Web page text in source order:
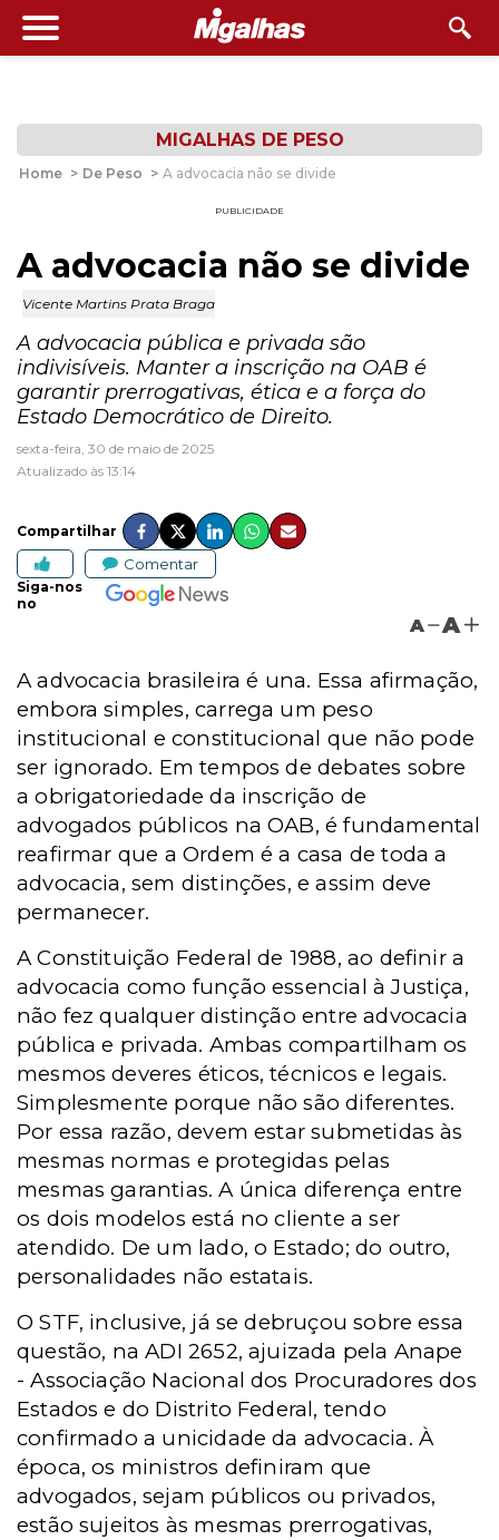
MIGALHAS DE PESO
Home > De Peso > A advocacia não se divide
PUBLICIDADE
A advocacia não se divide
Vicente Martins Prata Braga
A advocacia pública e privada são
indivisíveis. Manter a inscrição na OAB é
garantir prerrogativas, ética e a força do
Estado Democrático de Direito.
sexta-feira, 30 de maio de 2025
Atualizado às 13:14
Compartilhar
Comentar
Siga-nos
no
A A
A advocacia brasileira é una. Essa afirmação,
embora simples, carrega um peso
institucional e constitucional que não pode
ser ignorado. Em tempos de debates sobre
a obrigatoriedade da inscrição de
advogados públicos na OAB, é fundamental
reafirmar que a Ordem é a casa de toda a
advocacia, sem distinções, e assim deve
permanecer.
A Constituição Federal de 1988, ao definir a
advocacia como função essencial à Justiça,
não fez qualquer distinção entre advocacia
pública e privada. Ambas compartilham os
mesmos deveres éticos, técnicos e legais.
Simplesmente porque não são diferentes.
Por essa razão, devem estar submetidas às
mesmas normas e protegidas pelas
mesmas garantias. A única diferença entre
os dois modelos está no cliente a ser
atendido. De um lado, o Estado; do outro,
personalidades não estatais.
O STF, inclusive, já se debruçou sobre essa
questão, na ADI 2652, ajuizada pela Anape
-Associação Nacional dos Procuradores dos
Estados e do Distrito Federal, tendo
confirmado a unicidade da advocacia. À
época, os ministros definiram que
advogados, sejam públicos ou privados,
estão sujeitos às mesmas prerrogativas,